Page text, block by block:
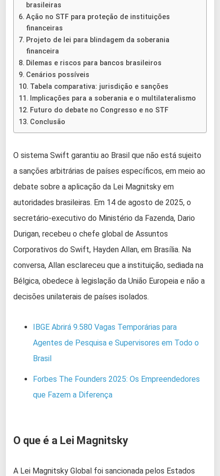
brasileiras
Ação no STF para proteção de instituições
financeiras
Projeto de lei para blindagem da soberania
financeira
Dilemas e riscos para bancos brasileiros
Cenários possíveis
Tabela comparativa: jurisdição e sanções
Implicações para a soberania e o multilateralismo
Futuro do debate no Congresso e no STF
Conclusão
O sistema Swift garantiu ao Brasil que não está sujeito
a sanções arbitrárias de países específicos, em meio ao
debate sobre a aplicação da Lei Magnitsky em
autoridades brasileiras. Em 14 de agosto de 2025, o
secretário-executivo do Ministério da Fazenda, Dario
Durigan, recebeu o chefe global de Assuntos
Corporativos do Swift, Hayden Allan, em Brasília. Na
conversa, Allan esclareceu que a instituição, sediada na
Bélgica, obedece à legislação da União Europeia e não a
decisões unilaterais de países isolados.
IBGE Abrirá 9.580 Vagas Temporárias para
Agentes de Pesquisa e Supervisores em Todo o
Brasil
Forbes The Founders 2025: Os Empreendedores
que Fazem a Diferença
O que é a Lei Magnitsky
A Lei Magnitsky Global foi sancionada pelos Estados